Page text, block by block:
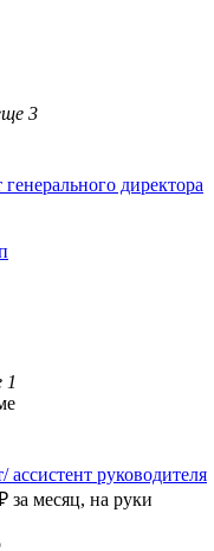
3
генерального директора
1
ассистент руководителя
за месяц, на руки